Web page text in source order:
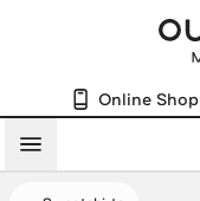
Online Shop
Menü